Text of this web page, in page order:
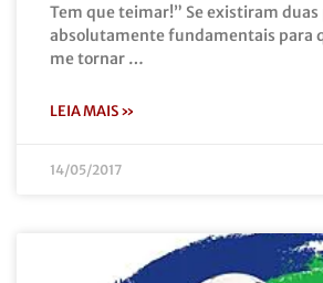
Tem que teimar!” Se existiram duas
absolutamente fundamentais para
me tornar …
LEIA MAIS »
14/05/2017